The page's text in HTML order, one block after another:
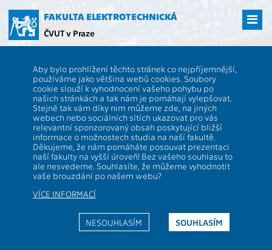
hlavní
obsah
FAKULTA ELEKTROTECHNICKÁ
ČVUT v Praze
Aby bylo prohlížení těchto stránek co nejpříjemnější,
používáme jako většina webů cookies. Soubory
cookie slouží k vyhodnocení vašeho pohybu po
našich stránkách a tak nám je pomáhají vylepšovat.
Stejně tak vám díky nim můžeme zde, na jiných
webech nebo sociálních sítích ukazovat pro vás
relevantní sponzorovaný obsah poskytující bližší
informace o možnostech studia na naší fakultě.
Děkujeme, že nám pomáháte posouvat prezentaci
naší fakulty na vyšší úroveň! Bez vašeho souhlasu to
ale nesvedeme. Souhlasíte, že můžeme vyhodnotit
vaše brouzdání po našem webu?
VÍCE INFORMACÍ
SOUHLASÍM
NESOUHLASÍM
B2M34NAN
B2M34NAN Nanoelektronika a nanotechnologie
Rozsah výuky:
Katedra:
13134 Jazyk výuky:
CS
Garanti:
Zakončení:
Přednášející:
Kreditů:
5
Cvičící:
Semestr: L
Webová stránka:
https://moodle.fel.cvut.cz/enrol/index.php?id=1995